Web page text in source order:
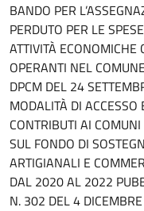
BANDO PER
PERDUTO PER LE
ATTIVITÀ
OPERANTI NEL
DPCM DEL 24
MODALITÀ DI
CONTRIBUTI AI
SUL FONDO DI
ARTIGIANALI E
DAL 2020 AL 2022
N. 302 DEL 4